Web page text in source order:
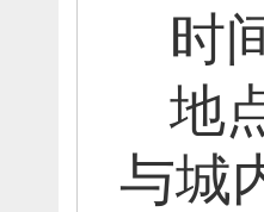
时
地
与城